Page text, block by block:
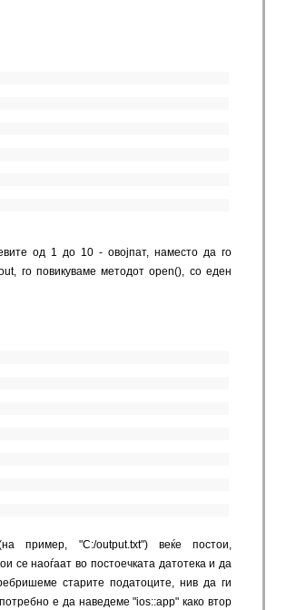
од 1 до 10 - овојпат, наместо да го
го повикуваме методот open(), со еден
пример, "C:/output.txt") веќе постои,
се наоѓаат во постоечката датотека и да
старите податоците, нив да ги
е да наведеме "ios::app" како втор